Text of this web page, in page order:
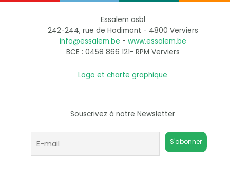
Essalem asbl
242-244, rue de Hodimont - 4800 Verviers
info@essalem.be - www.essalem.be
BCE : 0458 866 121- RPM Verviers
Logo et charte graphique
Souscrivez à notre Newsletter